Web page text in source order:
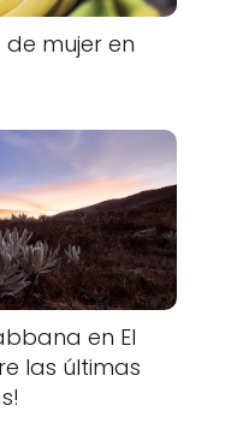
mujer en
en El
las últimas